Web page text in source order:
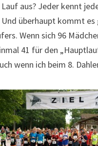
aus? Jeder kennt
überhaupt kommt
Wenn sich 96
41 für den
wenn ich beim 8.